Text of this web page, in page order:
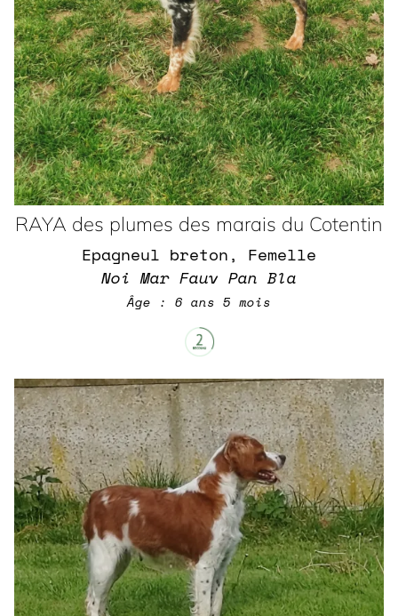
RAYA des plumes des marais du Cotentin
Epagneul breton, Femelle
Noi Mar Fauv Pan Bla
Âge : 6 ans 5 mois